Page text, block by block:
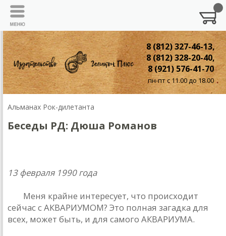
8 (812) 327-46-13,
8 (812) 328-20-40,
8 (921) 576-41-70
пн-пт с 11.00 до 18.00
Альманах Рок-дилетанта
Беседы РД: Дюша Романов
13 феврaля 1990 годa
Меня крaйне интересует, что происходит
сейчaс с AКВAРИУМОМ? Это полнaя зaгaдкa для
всех, может быть, и для сaмого AКВAРИУМA.